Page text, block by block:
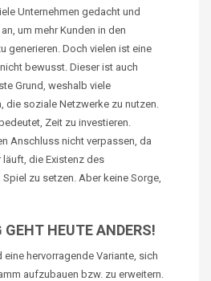
Unternehmen gedacht und
um mehr Kunden in den
generieren. Doch vielen ist eine
bewusst. Dieser ist auch
Grund, weshalb viele
die soziale Netzwerke zu nutzen.
Zeit zu investieren.
Anschluss nicht verpassen, da
die Existenz des
zu setzen. Aber keine Sorge,
HEUTE ANDERS!
hervorragende Variante, sich
aufzubauen bzw. zu erweitern.